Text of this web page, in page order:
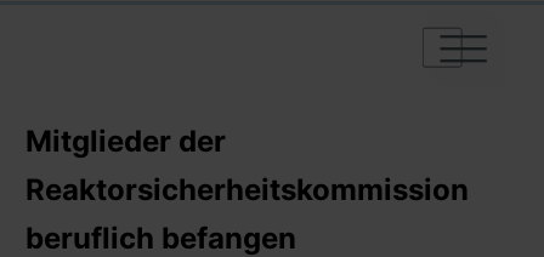
|
|
|
Mitglieder der
Reaktorsicherheitskommission
beruflich befangen